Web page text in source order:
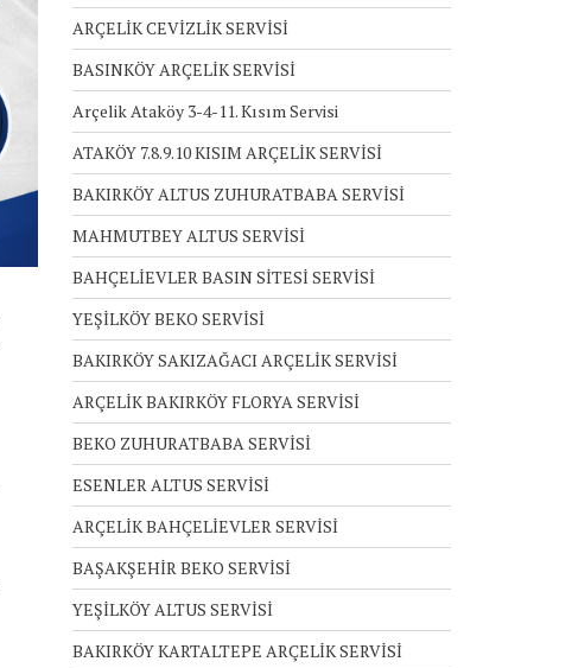
ARÇELİK CEVİZLİK SERVİSİ
BASINKÖY ARÇELİK SERVİSİ
Arçelik Ataköy 3-4-11. Kısım Servisi
ATAKÖY 7.8.9.10 KISIM ARÇELİK SERVİSİ
BAKIRKÖY ALTUS ZUHURATBABA SERVİSİ
MAHMUTBEY ALTUS SERVİSİ
BAHÇELİEVLER BASIN SİTESİ SERVİSİ
YEŞİLKÖY BEKO SERVİSİ
BAKIRKÖY SAKIZAĞACI ARÇELİK SERVİSİ
ARÇELİK BAKIRKÖY FLORYA SERVİSİ
BEKO ZUHURATBABA SERVİSİ
ESENLER ALTUS SERVİSİ
ARÇELİK BAHÇELİEVLER SERVİSİ
BAŞAKŞEHİR BEKO SERVİSİ
YEŞİLKÖY ALTUS SERVİSİ
BAKIRKÖY KARTALTEPE ARÇELİK SERVİSİ